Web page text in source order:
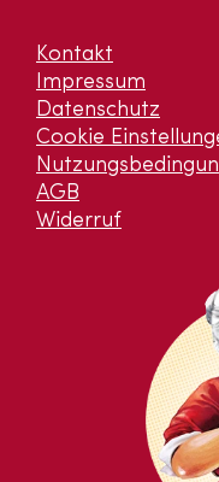
Kontakt
Impressum
Datenschutz
Cookie
AGB
Widerruf